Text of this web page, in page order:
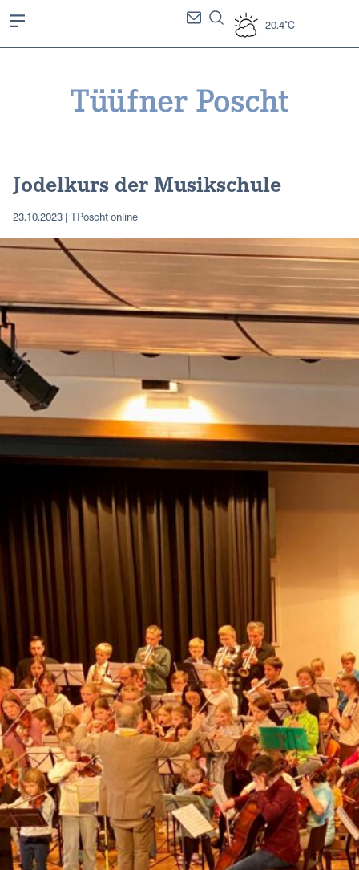
20.4°C
Jodelkurs der Musikschule
23.10.2023 | TPoscht online